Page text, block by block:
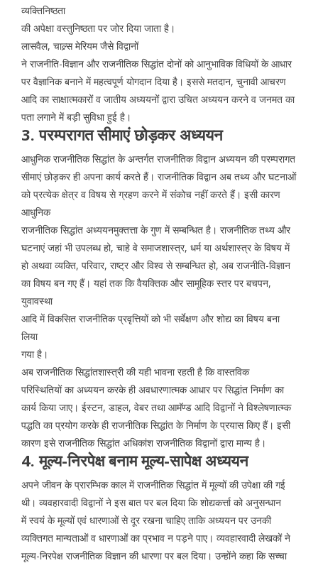
व्यक्तिनिष्ठता
की अपेक्षा वस्तुनिष्ठता पर जोर दिया जाता है।
लासवैल, चाल्र्स मेरियम जैसे विद्वानों
ने राजनीति-विज्ञान और राजनीतिक सिद्धांत दोनों को आनुभाविक विधियों के आधार
पर वैज्ञानिक बनाने में महत्वपूर्ण योगदान दिया है। इससे मतदान, चुनावी आचरण
आदि का साक्षात्मकारों व जातीय अध्ययनों द्वारा उचित अध्ययन करने व जनमत का
पता लगाने में बड़ी सुविधा हुई है।
3. परम्परागत सीमाएं छोड़कर अध्ययन
आधुनिक राजनीतिक सिद्धांत के अन्तर्गत राजनीतिक विद्वान अध्ययन की परम्परागत
सीमाएं छोड़कर ही अपना कार्य करते हैं। राजनीतिक विद्वान अब तथ्य और घटनाओं
को प्रत्येक क्षेत्र व विषय से ग्रहण करने में संकोच नहीं करते हैं। इसी कारण
आधुनिक
राजनीतिक सिद्धांत अध्ययनमुक्तत्ता के गुण में सम्बन्धित है। राजनीतिक तथ्य और
घटनाएं जहां भी उपलब्ध हो, चाहे वे समाजशास्त्र, धर्म या अर्थशास्त्र के विषय में
हो अथवा व्यक्ति, परिवार, राष्ट्र और विश्व से सम्बन्धित हो, अब राजनीति-विज्ञान
का विषय बन गए हैं। यहां तक कि वैयक्तिक और सामूहिक स्तर पर बचपन,
युवावस्था
आदि में विकसित राजनीतिक प्रवृत्तियों को भी सर्वेक्षण और शोद्य का विषय बना
लिया
गया है।
अब राजनीतिक सिद्धांतशास्त्री की यही भावना रहती है कि वास्तविक
परिस्थितियों का अध्ययन करके ही अवधारणात्मक आधार पर सिद्धांत निर्माण का
कार्य किया जाए। ईस्टन, डाहल, वेबर तथा आमॅण्ड आदि विद्वानों ने विश्लेषणात्म्क
पद्धति का प्रयोग करके ही राजनीतिक सिद्धांत के निर्माण के प्रयास किए हैं। इसी
कारण इसे राजनीतिक सिद्धांत अधिकांश राजनीतिक विद्वानों द्वारा मान्य है।
4. मूल्य-निरपेक्ष बनाम मूल्य-सापेक्ष अध्ययन
अपने जीवन के प्रारम्भिक काल में राजनीतिक सिद्धांत में मूल्यों की उपेक्षा की गई
थी। व्यवहारवादी विद्वानों ने इस बात पर बल दिया कि शोद्यकर्त्ता को अनुसन्धान
में स्वयं के मूल्यों एवं धारणाओं से दूर रखना चाहिए ताकि अध्ययन पर उनकी
व्यक्तिगत मान्यताओं व धारणाओं का प्रभाव न पड़ने पाए। व्यवहारवादी लेखकों ने
मूल्य-निरपेक्ष राजनीतिक विज्ञान की धारणा पर बल दिया। उन्होंने कहा कि सच्चा